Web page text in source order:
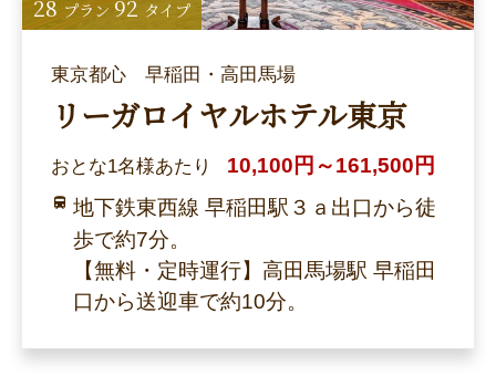
東京都心 早稲田・高田馬場
リーガロイヤルホテル東京
おとな1名様あたり
10,100円～161,500円
地下鉄東西線 早稲田駅３ａ出口から徒
歩で約7分。
【無料・定時運行】高田馬場駅 早稲田
口から送迎車で約10分。
28 プラン 92 タイプ